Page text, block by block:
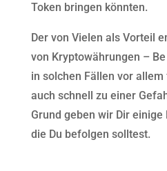
Token bringen könnten.
Der von Vielen als Vorteil
von Kryptowährungen –
in solchen Fällen vor
auch schnell zu einer
Grund geben wir Dir einige
die Du befolgen solltest.